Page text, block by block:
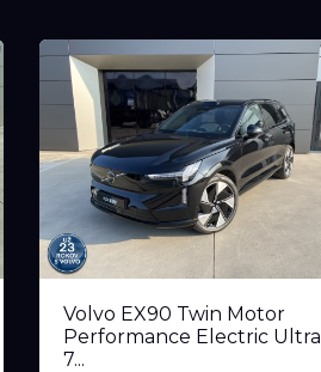
Volvo EX90 Twin Motor
Performance Electric Ultra
7...